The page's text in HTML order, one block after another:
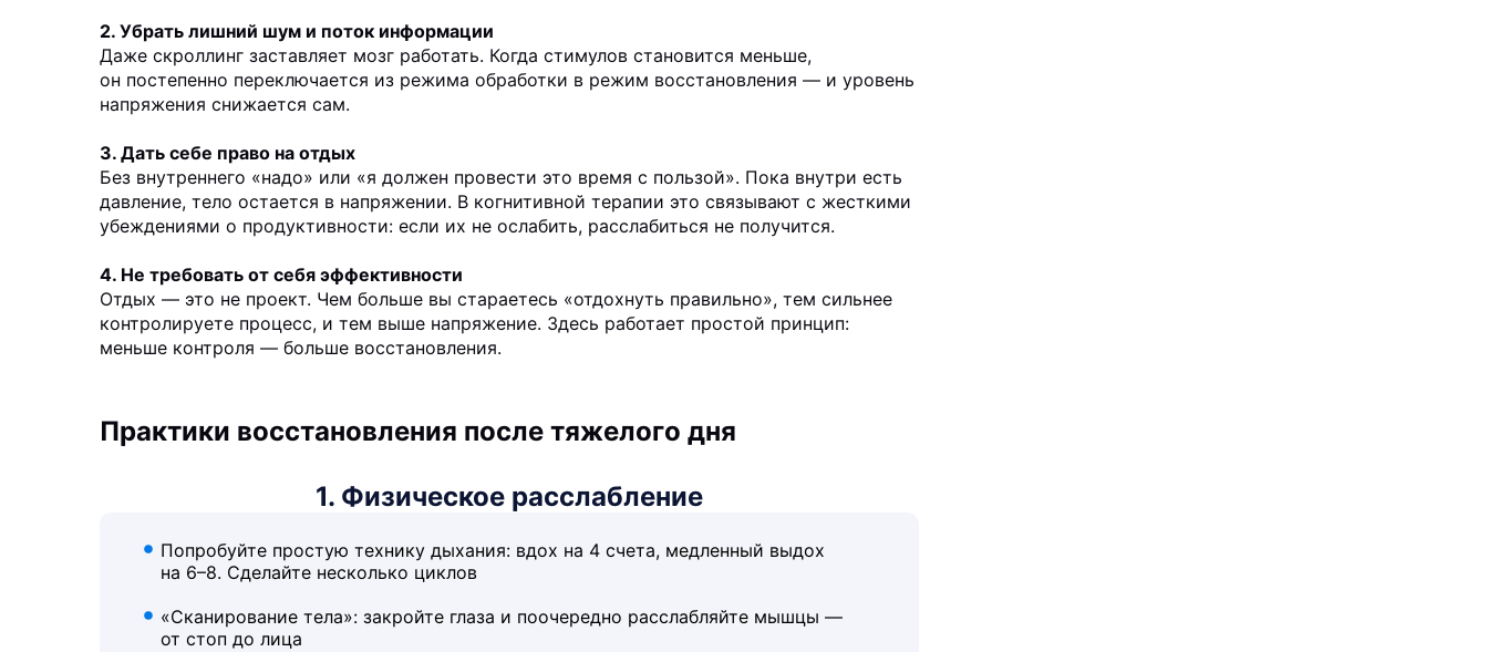
2. Убрать лишний шум и поток информации
Даже скроллинг заставляет мозг работать. Когда стимулов становится меньше,
он постепенно переключается из режима обработки в режим восстановления — и уровень
напряжения снижается сам.
3. Дать себе право на отдых
Без внутреннего «надо» или «я должен провести это время с пользой». Пока внутри есть
давление, тело остается в напряжении. В когнитивной терапии это связывают с жесткими
убеждениями о продуктивности: если их не ослабить, расслабиться не получится.
4. Не требовать от себя эффективности
Отдых — это не проект. Чем больше вы стараетесь «отдохнуть правильно», тем сильнее
контролируете процесс, и тем выше напряжение. Здесь работает простой принцип:
меньше контроля — больше восстановления.
Практики восстановления после тяжелого дня
1. Физическое расслабление
Попробуйте простую технику дыхания: вдох на 4 счета, медленный выдох
на 6–8. Сделайте несколько циклов
«Сканирование тела»: закройте глаза и поочередно расслабляйте мышцы —
от стоп до лица